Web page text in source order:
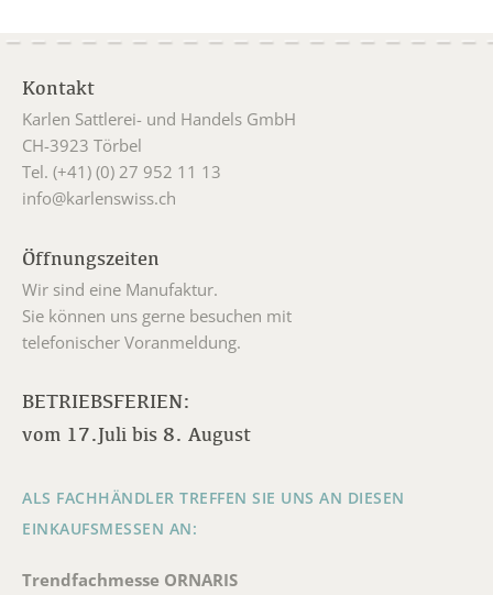
Kontakt
Karlen Sattlerei- und Handels GmbH
CH-3923 Törbel
Tel. (+41) (0) 27 952 11 13
info@karlenswiss.ch
Öffnungszeiten
Wir sind eine Manufaktur.
Sie können uns gerne besuchen mit
telefonischer Voranmeldung.
BETRIEBSFERIEN:
vom 17.Juli bis 8. August
ALS FACHHÄNDLER TREFFEN SIE UNS AN DIESEN
EINKAUFSMESSEN AN:
Trendfachmesse ORNARIS